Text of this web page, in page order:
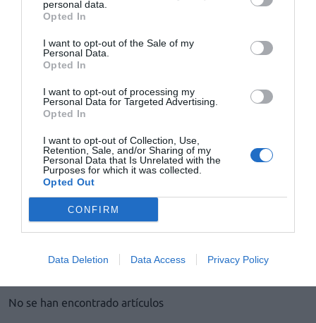
personal data.
Opted In
I want to opt-out of the Sale of my
Personal Data.
Opted In
I want to opt-out of processing my
Personal Data for Targeted Advertising.
Opted In
I want to opt-out of Collection, Use,
Retention, Sale, and/or Sharing of my
Personal Data that Is Unrelated with the
Purposes for which it was collected.
Opted Out
CONFIRM
Data Deletion Data Access Privacy Policy
Comunidad de Madrid
Noticias y novedades
El programa de gestión farmacéutica Nixfarma ha superado con éxito
las pruebas de homologación de su módulo de receta electrónica para
la dispensación farmacéutica del Sistema de Salud de la Comunidad
de Madrid.
Nixfarma, homologado para la receta de papel de la
Comunidad de Madrid
Noticias y novedades Redacción
28/01/2013
El programa de gestión farmacéutica Nixfarma ha superado con éxito
las pruebas de homologación de su integración con la receta de papel
y con el control de límites y tasas en la prescripción farmacéutica del
1 2 3
Lo más leído
No se han encontrado artículos